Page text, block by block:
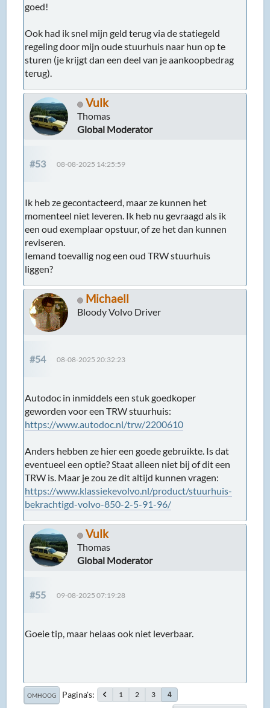
goed!
Ook had ik snel mijn geld terug via de statiegeld
regeling door mijn oude stuurhuis naar hun op te
sturen (je krijgt dan een deel van je aankoopbedrag
terug).
Vulk
Thomas
Global Moderator
#53 08-08-2025 14:25:59
Ik heb ze gecontacteerd, maar ze kunnen het
momenteel niet leveren. Ik heb nu gevraagd als ik
een oud exemplaar opstuur, of ze het dan kunnen
reviseren.
Iemand toevallig nog een oud TRW stuurhuis
liggen?
Michaell
Bloody Volvo Driver
#54 08-08-2025 20:32:23
Autodoc in inmiddels een stuk goedkoper
geworden voor een TRW stuurhuis:
https://www.autodoc.nl/trw/2200610
Anders hebben ze hier een goede gebruikte. Is dat
eventueel een optie? Staat alleen niet bij of dit een
TRW is. Maar je zou ze dit altijd kunnen vragen:
https://www.klassiekevolvo.nl/product/stuurhuis-
bekrachtigd-volvo-850-2-5-91-96/
Vulk
Thomas
Global Moderator
#55 09-08-2025 07:19:28
Goeie tip, maar helaas ook niet leverbaar.
OMHOOG Pagina's 1 2 3 4